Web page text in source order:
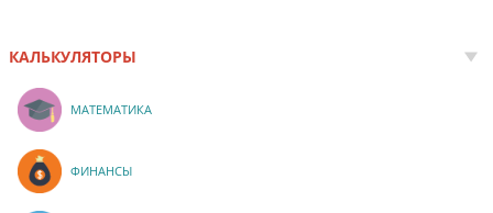
КАЛЬКУЛЯТОРЫ
МАТЕМАТИКА
ФИНАНСЫ